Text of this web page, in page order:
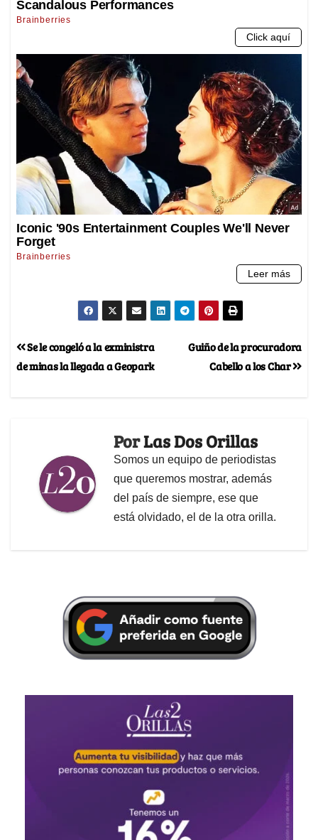
Guiño de la procuradora
Cabello a los Char
Se le congeló a la exministra
de minas la llegada a Geopark
PorLas Dos Orillas
Somos un equipo de periodistas
que queremos mostrar, además
del país de siempre, ese que
está olvidado, el de la otra orilla.